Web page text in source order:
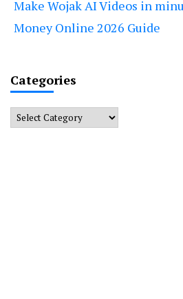
Make Wojak AI Videos in
Money Online 2026 Guide
Categories
Categories